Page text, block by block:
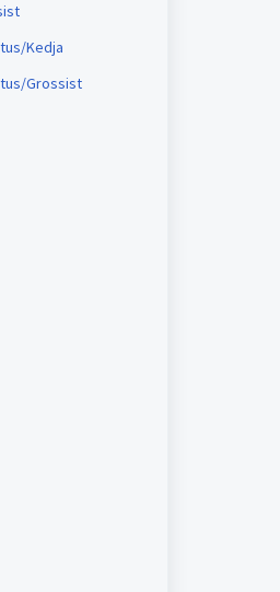
Kedja
Grossist